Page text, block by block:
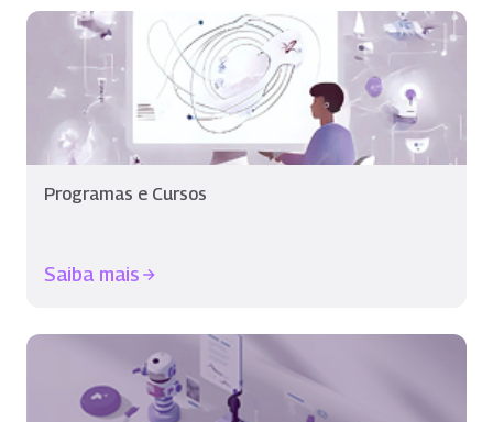
Programas e Cursos
Saiba mais